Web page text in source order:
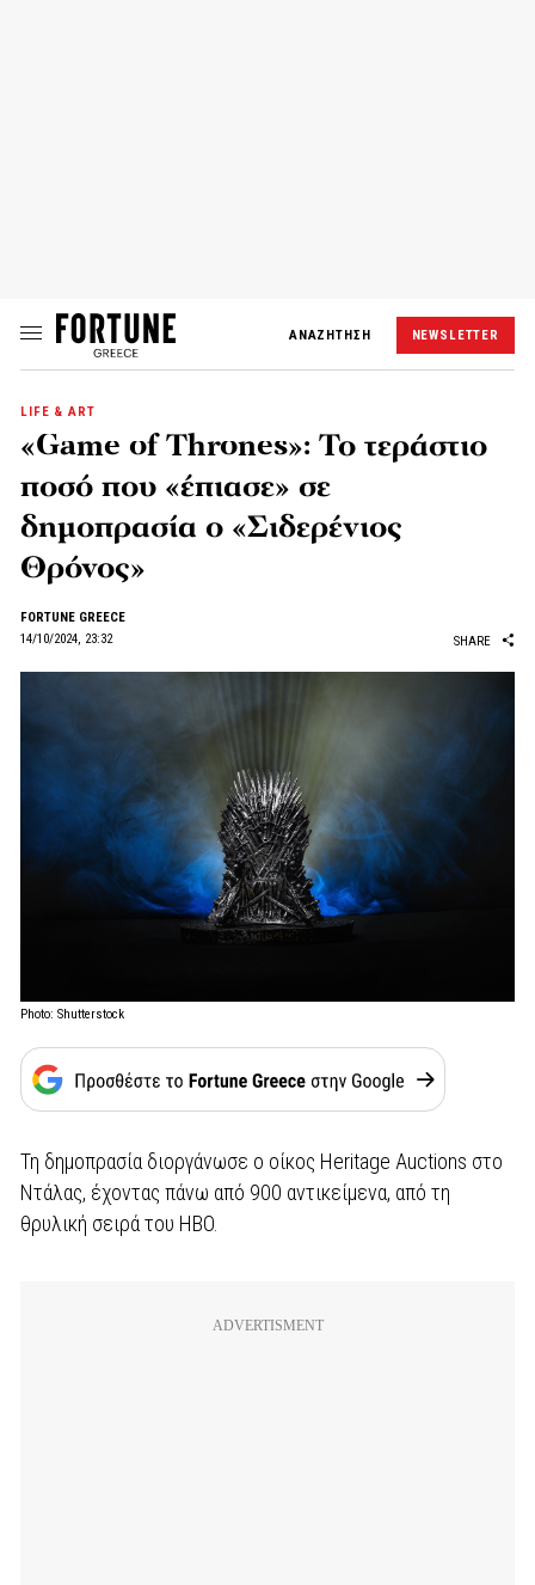
ΑΝΑΖΗΤΗΣΗ NEWSLETTER
LIFE & ART
«Game of Thrones»: Το τεράστιο
ποσό που «έπιασε» σε
δημοπρασία ο «Σιδερένιος
Θρόνος»
FORTUNE GREECE
14/10/2024, 23:32
SHARE
Photo: Shutterstock
Τη δημοπρασία διοργάνωσε o oίκος Heritage Auctions στο
Ντάλας, έχοντας πάνω από 900 αντικείμενα, από τη
θρυλική σειρά του HBO.